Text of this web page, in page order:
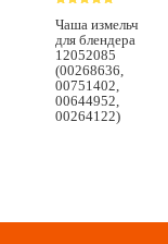
Чаша
для блендера
12052085
(00268636,
00751402,
00644952,
00264122)